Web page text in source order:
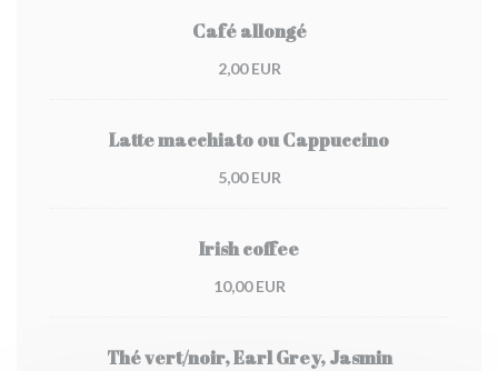
Café allongé
2,00 EUR
Latte macchiato ou Cappuccino
5,00 EUR
Irish coffee
10,00 EUR
Thé vert/noir, Earl Grey, Jasmin